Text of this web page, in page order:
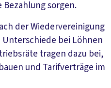
sorgen.
der Wiedervereinigung
bei Löhnen
tragen dazu bei,
und Tarifverträge im